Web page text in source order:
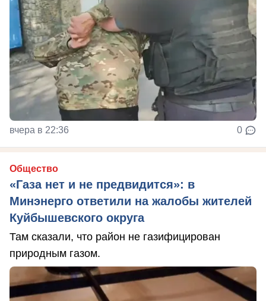
вчера в 22:36 0
Общество
«Газа нет и не предвидится»: в
Минэнерго ответили на жалобы жителей
Куйбышевского округа
Там сказали, что район не газифицирован
природным газом.